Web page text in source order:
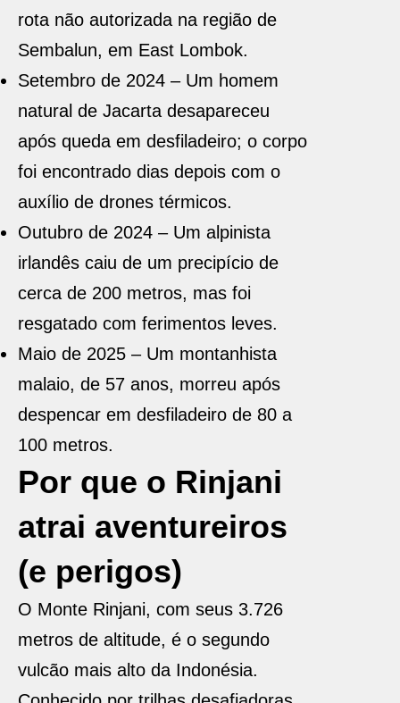
rota não autorizada na região de
Sembalun, em East Lombok.
Setembro de 2024 – Um homem
natural de Jacarta desapareceu
após queda em desfiladeiro; o corpo
foi encontrado dias depois com o
auxílio de drones térmicos.
Outubro de 2024 – Um alpinista
irlandês caiu de um precipício de
cerca de 200 metros, mas foi
resgatado com ferimentos leves.
Maio de 2025 – Um montanhista
malaio, de 57 anos, morreu após
despencar em desfiladeiro de 80 a
100 metros.
Por que o Rinjani
atrai aventureiros
(e perigos)
O Mon­te Rinjani, com seus 3.726
metros de altitude, é o segundo
vulcão mais alto da Indonésia.